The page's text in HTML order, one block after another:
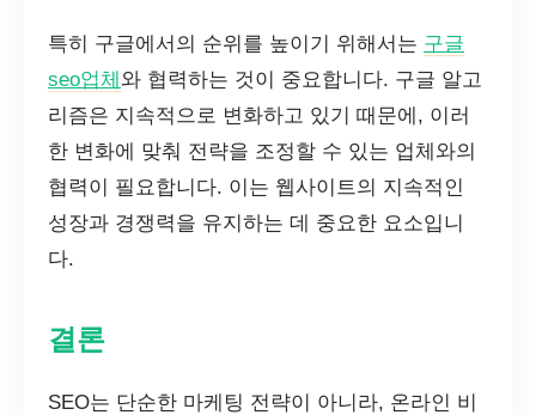
특히 구글에서의 순위를 높이기 위해서는 구글
seo업체 와 협력하는 것이 중요합니다. 구글 알고
리즘은 지속적으로 변화하고 있기 때문에, 이러
한 변화에 맞춰 전략을 조정할 수 있는 업체와의
협력이 필요합니다. 이는 웹사이트의 지속적인
성장과 경쟁력을 유지하는 데 중요한 요소입니
다.
결론
SEO는 단순한 마케팅 전략이 아니라, 온라인 비